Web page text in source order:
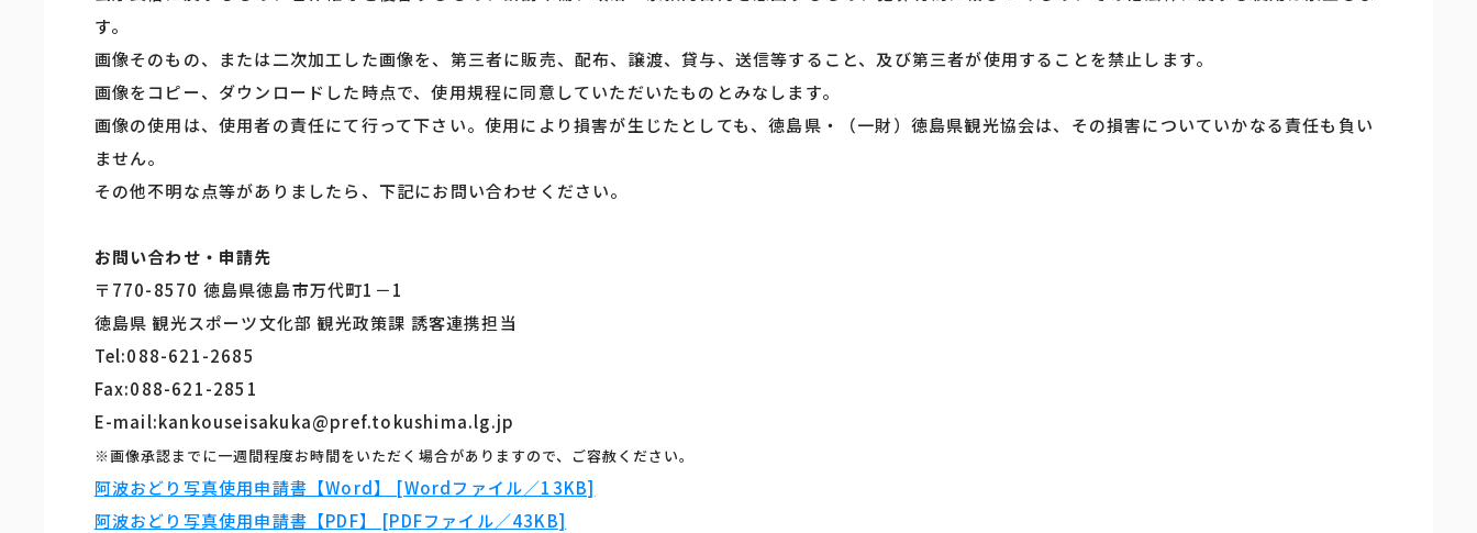
す。
画像そのもの、または二次加工した画像を、第三者に販売、配布、譲渡、貸与、送信等すること、及び第三者が使用することを禁止します。
画像をコピー、ダウンロードした時点で、使用規程に同意していただいたものとみなします。
画像の使用は、使用者の責任にて行って下さい。使用により損害が生じたとしても、徳島県・（一財）徳島県観光協会は、その損害についていかなる責任も負い
ません。
その他不明な点等がありましたら、下記にお問い合わせください。
お問い合わせ・申請先
〒770-8570 徳島県徳島市万代町1－1
徳島県 観光スポーツ文化部 観光政策課 誘客連携担当
Tel:088-621-2685
Fax:088-621-2851
E-mail:kankouseisakuka@pref.tokushima.lg.jp
※画像承認までに一週間程度お時間をいただく場合がありますので、ご容赦ください。
阿波おどり写真使用申請書【Word】 [Wordファイル／13KB]
阿波おどり写真使用申請書【PDF】 [PDFファイル／43KB]